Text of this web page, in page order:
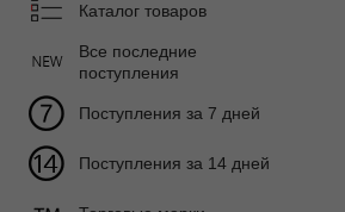
Каталог товаров
Все последние
поступления
Поступления за 7 дней
Поступления за 14 дней